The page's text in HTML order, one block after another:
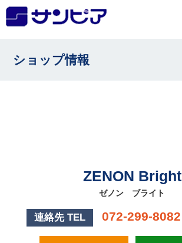
ショップ情報
ZENON Bright
ゼノン ブライト
連絡先 TEL 072-299-8082